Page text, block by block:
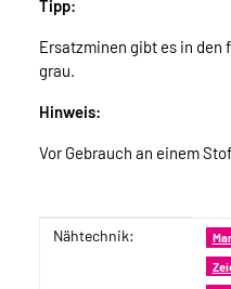
Tipp:
Ersatzminen gibt es in den
grau.
Hinweis:
Vor Gebrauch an einem
Produkteigenschaft
Wert
Nähtechnik: